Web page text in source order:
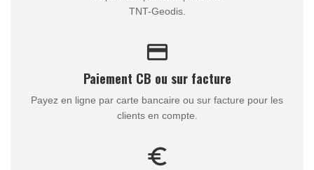
TNT-Geodis.
credit_card
Paiement CB ou sur facture
Payez en ligne par carte bancaire ou sur facture pour les
clients en compte.
euro_symbol